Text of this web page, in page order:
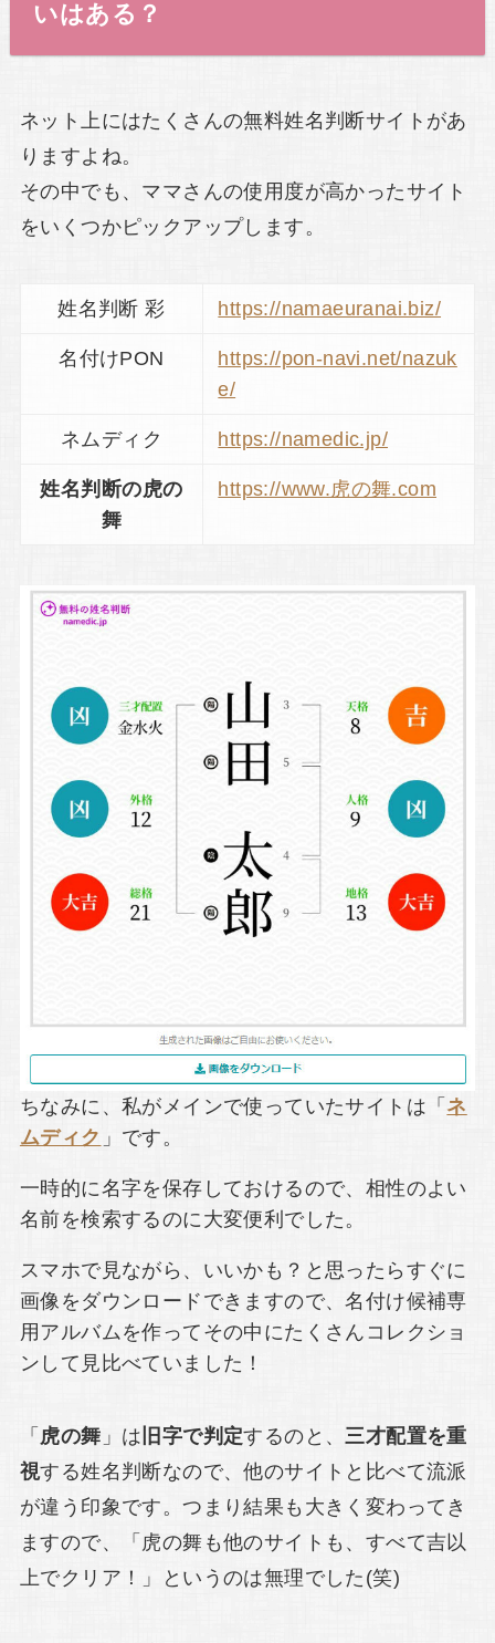
いはある？
ネット上にはたくさんの無料姓名判断サイトがあ
りますよね。
その中でも、ママさんの使用度が高かったサイト
をいくつかピックアップします。
姓名判断 彩 https://namaeuranai.biz/
名付けPON
https://pon-navi.net/nazuk
e/
ネムディク https://namedic.jp/
姓名判断の虎の
舞
https://www.虎の舞.com
ちなみに、私がメインで使っていたサイトは「 ネ
ムディク 」です。
一時的に名字を保存しておけるので、相性のよい
名前を検索するのに大変便利でした。
スマホで見ながら、いいかも？と思ったらすぐに
画像をダウンロードできますので、名付け候補専
用アルバムを作ってその中にたくさんコレクショ
ンして見比べていました！
「 虎の舞 」は 旧字で判定するのと、三才配置を重
視する姓名判断なので、他のサイトと比べて流派
が違う印象です。つまり結果も大きく変わってき
ますので、「虎の舞も他のサイトも、すべて吉以
上でクリア！」というのは無理でした(笑)